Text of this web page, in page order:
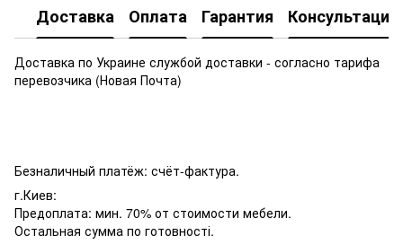
Доставка Оплата Гарантия Консультация
Доставка по Украине службой доставки - согласно тарифа
перевозчика (Новая Почта)
Безналичный платёж: счёт-фактура.
г.Киев:
Предоплата: мин. 70% от стоимости мебели.
Остальная сумма по готовності.